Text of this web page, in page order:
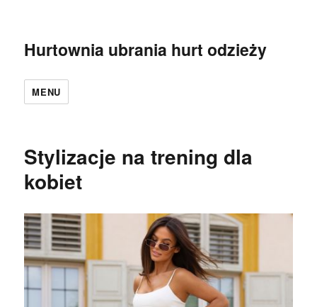
Hurtownia ubrania hurt odzieży
MENU
Stylizacje na trening dla
kobiet